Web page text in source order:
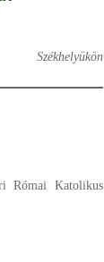
Székhelyükön
Római Katolikus